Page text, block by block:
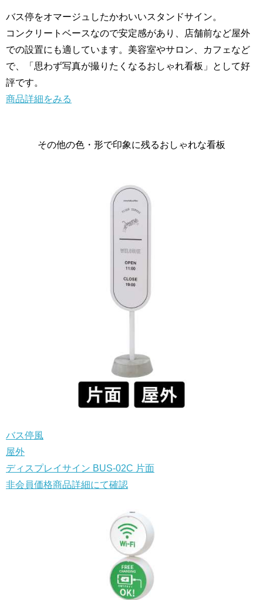
バス停をオマージュしたかわいいスタンドサイン。
コンクリートベースなので安定感があり、店舗前など屋外
での設置にも適しています。美容室やサロン、カフェなど
で、「思わず写真が撮りたくなるおしゃれ看板」として好
評です。
商品詳細をみる
その他の色・形で印象に残るおしゃれな看板
バス停風
屋外
ディスプレイサイン BUS-02C 片面
非会員価格商品詳細にて確認